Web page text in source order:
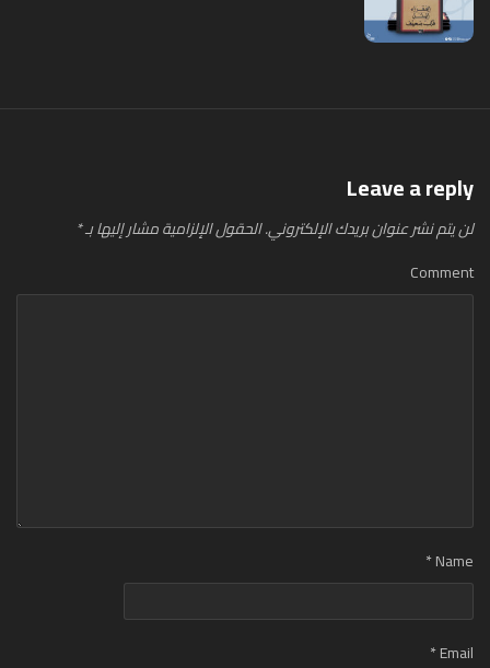
Leave a reply
لن يتم نشر عنوان بريدك الإلكتروني.الحقول الإلزامية مشار إليها بـ*
Comment
Name
*
Email
*